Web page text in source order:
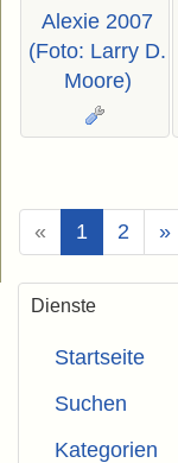
Alexie 2007
(Foto: Larry D.
Moore)
« 1 (Aktuell)
2 »
Dienste
Startseite
Suchen
Kategorien